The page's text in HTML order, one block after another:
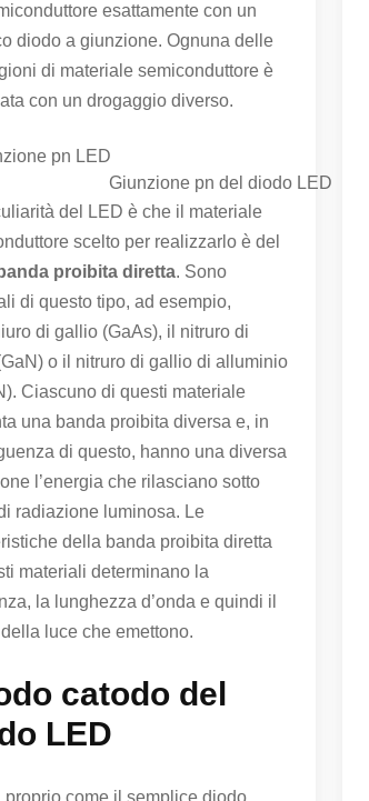
esattamente con un
diodo a giunzione. Ognuna delle
di materiale semiconduttore è
con un drogaggio diverso.
Giunzione pn del diodo LED
del LED è che il materiale
scelto per realizzarlo è del
banda proibita diretta. Sono
di questo tipo, ad esempio,
di gallio (GaAs), il nitruro di
o il nitruro di gallio di alluminio
Ciascuno di questi materiale
una banda proibita diversa e, in
di questo, hanno una diversa
l’energia che rilasciano sotto
radiazione luminosa. Le
della banda proibita diretta
materiali determinano la
la lunghezza d’onda e quindi il
luce che emettono.
catodo del
LED
proprio come il semplice diodo,